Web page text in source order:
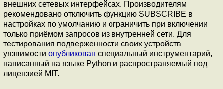
внешних сетевых интерфейсах. Производителям
рекомендовано отключить функцию SUBSCRIBE в
настройках по умолчанию и ограничить при включении
только приёмом запросов из внутренней сети. Для
тестирования подверженности своих устройств
уязвимости опубликован специальный инструментарий,
написанный на языке Python и распространяемый под
лицензией MIT.